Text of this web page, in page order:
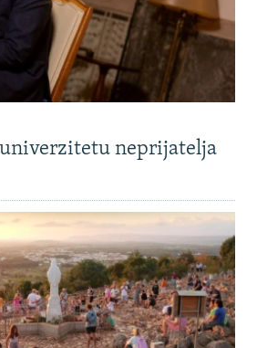
neprijatelja